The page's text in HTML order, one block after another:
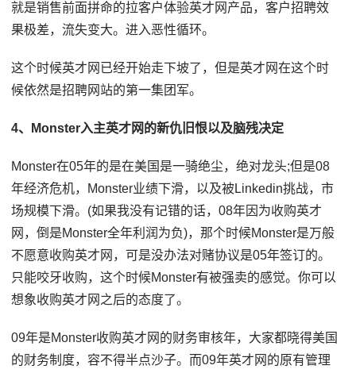
就是销售前面拼命的拉客户体验英才网产品，客户招聘效
果极差，流失变大。进入恶性循环。
这个时候英才网已经开始走下坡了，但是英才网在这个时
候依然是招聘网站的第一集团军。
4、Monster入主英才网的新仇旧恨以及脑残决定
Monster在05年的是在美国是一骑绝尘，绝对龙头;但是08
年经济危机，Monster业绩下滑，以及被Linkedin挑战，市
场规模下滑。(如果我没有记错的话，08年因为收购英才
网，倒是Monster全年利润为负)，那个时候Monster是万般
不愿意收购英才网，可是没办法对赌协议是05年签订的。
只能咬牙收购，这个时候Monster有被强卖的感觉。你可以
想象收购英才网之后的态度了。
09年是Monster收购英才网的财务审核年，大家都晓得美国
的财务制度，容不得半点沙子。而09年英才网的原有管理